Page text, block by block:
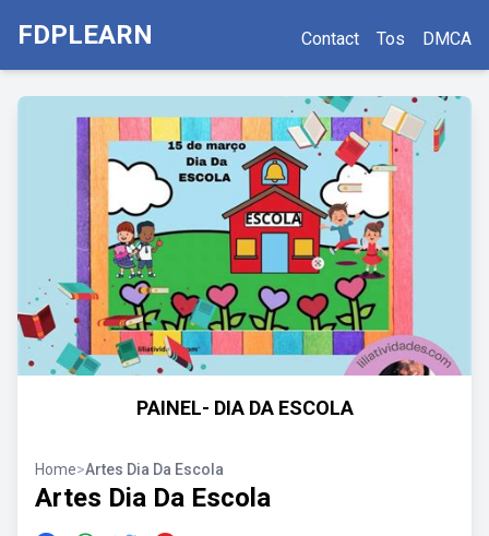
FDPLEARN Contact Tos DMCA
PAINEL- DIA DA ESCOLA
Home>Artes Dia Da Escola
Artes Dia Da Escola